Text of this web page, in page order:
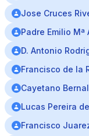
Jose Cruces
Padre Emilio
D. Antonio
Francisco de la
Cayetano
Lucas Pereira
Francisco